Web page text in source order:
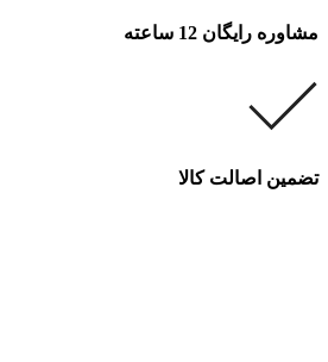
مشاوره رایگان 12 ساعته
تضمین اصالت کالا